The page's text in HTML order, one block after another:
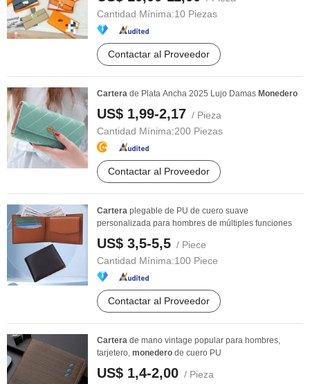
Cantidad Mínima:10 Piezas
Contactar al Proveedor
Cartera de Plata Ancha 2025 Lujo Damas Monedero
US$ 1,99-2,17 / Pieza
Cantidad Mínima:200 Piezas
Contactar al Proveedor
Cartera plegable de PU de cuero suave
personalizada para hombres de múltiples funciones
US$ 3,5-5,5 / Piece
Cantidad Mínima:100 Piece
Contactar al Proveedor
Cartera de mano vintage popular para hombres,
tarjetero, monedero de cuero PU
US$ 1,4-2,00 / Pieza